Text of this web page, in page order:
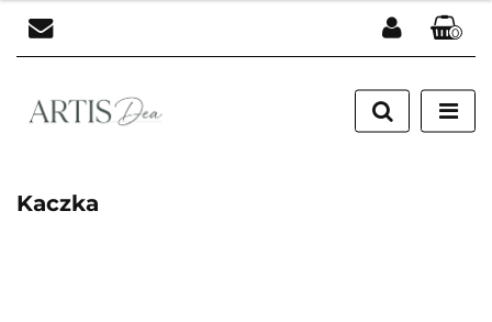
Zaloguj się
Zarejestruj się
0
Kaczka